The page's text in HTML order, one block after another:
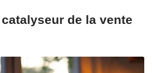
de la vente